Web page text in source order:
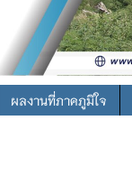
ผลงานที่ภาคภูมิใจ